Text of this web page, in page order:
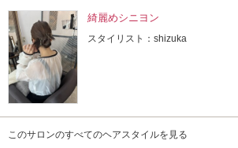
綺麗めシニヨン
スタイリスト：shizuka
このサロンのすべてのヘアスタイルを見る